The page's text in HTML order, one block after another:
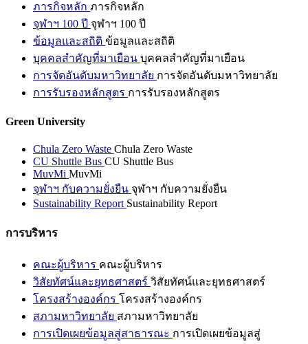
ภารกิจหลัก ภารกิจหลัก
จุฬาฯ 100 ปี จุฬาฯ 100 ปี
ข้อมูลและสถิติ ข้อมูลและสถิติ
บุคคลสำคัญที่มาเยือน บุคคลสำคัญที่มาเยือน
การจัดอันดับมหาวิทยาลัย การจัดอันดับมหาวิทยาลัย
การรับรองหลักสูตร การรับรองหลักสูตร
Green University
Chula Zero Waste Chula Zero Waste
CU Shuttle Bus CU Shuttle Bus
MuvMi MuvMi
จุฬาฯ กับความยั่งยืน จุฬาฯ กับความยั่งยืน
Sustainability Report Sustainability Report
การบริหาร
คณะผู้บริหาร คณะผู้บริหาร
วิสัยทัศน์และยุทธศาสตร์ วิสัยทัศน์และยุทธศาสตร์
โครงสร้างองค์กร โครงสร้างองค์กร
สภามหาวิทยาลัย สภามหาวิทยาลัย
การเปิดเผยข้อมูลสู่สาธารณะ การเปิดเผยข้อมูลสู่